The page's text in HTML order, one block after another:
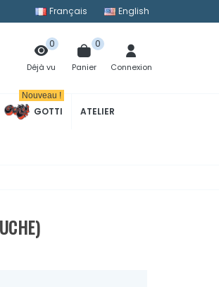
Français English
Déjà vu
0
Panier
0
Connexion
GOTTI
Nouveau !
ATELIER